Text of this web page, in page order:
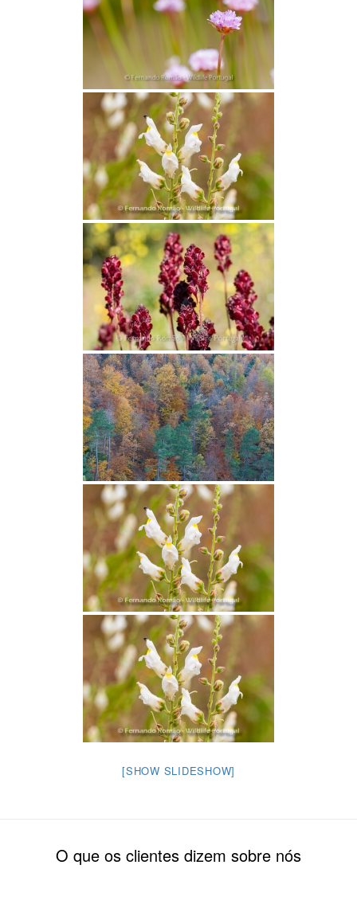
[SHOW SLIDESHOW]
O que os clientes dizem sobre nós